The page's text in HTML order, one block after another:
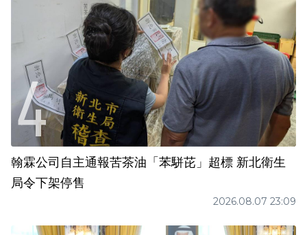
翰霖公司自主通報苦茶油「苯駢芘」超標 新北衛生
局令下架停售
2026.08.07 23:09